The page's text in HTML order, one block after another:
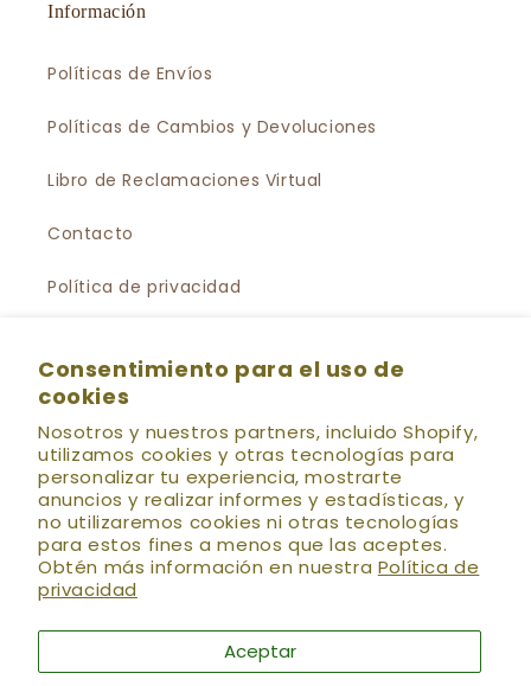
Consentimiento para el uso de
cookies
Nosotros y nuestros partners, incluido Shopify,
utilizamos cookies y otras tecnologías para
personalizar tu experiencia, mostrarte
anuncios y realizar informes y estadísticas, y
no utilizaremos cookies ni otras tecnologías
para estos fines a menos que las aceptes.
Obtén más información en nuestra Política de
privacidad
Aceptar
Información
Políticas de Envíos
Políticas de Cambios y Devoluciones
Libro de Reclamaciones Virtual
Contacto
Política de privacidad
Preguntas Frecuentes
💌 HOLÍSTICA NEWSSe el primero en enterarte
de las nuevas colecciones, preventas, descuentos
especiales, talleres, eventos y más!! (:
Correo electrónico
FacebookInstagramYouTube